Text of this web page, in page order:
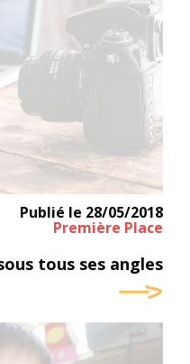
Publié le 28/05/2018
Première Place
tous ses angles